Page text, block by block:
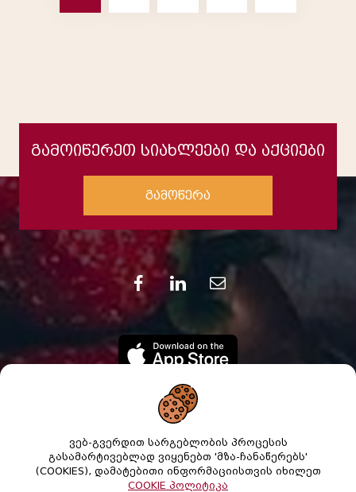
ვებ-გვერდით სარგებლობის პროცესის
გასამარტივებლად ვიყენებთ 'მზა-ჩანაწერებს'
(COOKIES), დამატებითი ინფორმაციისთვის იხილეთ
COOKIE პოლიტიკა
გამოიწერეთ სიახლეები და აქციები
გამოწერა